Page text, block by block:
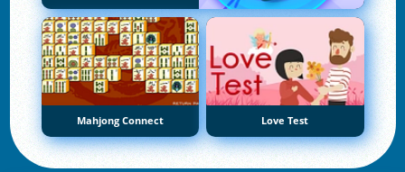
Mahjong Connect Love Test